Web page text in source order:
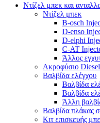
Ντίζελ μπεκ και
Ντίζελ μπεκ
B-osch
D-enso
D-elphi
C-AT
Άλλος
Ακροφύσιο Diesel
Βαλβίδα ελέγχου
Βαλβίδα
Βαλβίδα
Άλλη
Βαλβίδα πλάκας
Κιτ επισκευής